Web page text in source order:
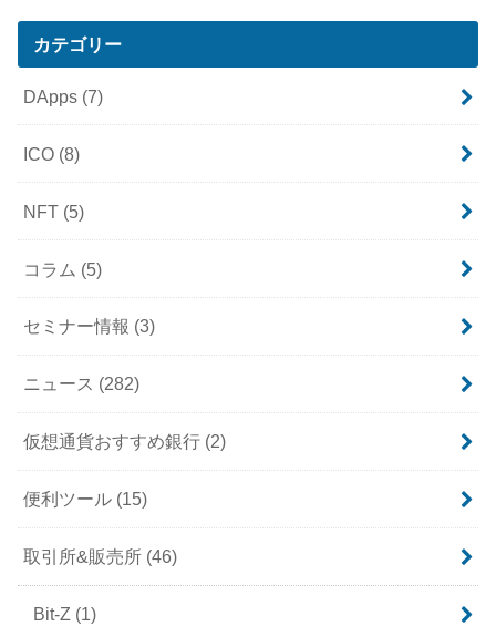
カテゴリー
DApps (7)
ICO (8)
NFT (5)
コラム (5)
セミナー情報 (3)
ニュース (282)
仮想通貨おすすめ銀行 (2)
便利ツール (15)
取引所&販売所 (46)
Bit-Z (1)